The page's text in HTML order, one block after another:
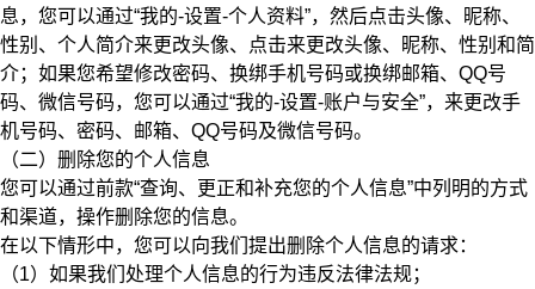
息，您可以通过“我的-设置-个人资料”，然后点击头像、昵称、
性别、个人简介来更改头像、点击来更改头像、昵称、性别和简
介；如果您希望修改密码、换绑手机号码或换绑邮箱、QQ号
码、微信号码，您可以通过“我的-设置-账户与安全”，来更改手
机号码、密码、邮箱、QQ号码及微信号码。
（二）删除您的个人信息
您可以通过前款“查询、更正和补充您的个人信息”中列明的方式
和渠道，操作删除您的信息。
在以下情形中，您可以向我们提出删除个人信息的请求：
（1）如果我们处理个人信息的行为违反法律法规；